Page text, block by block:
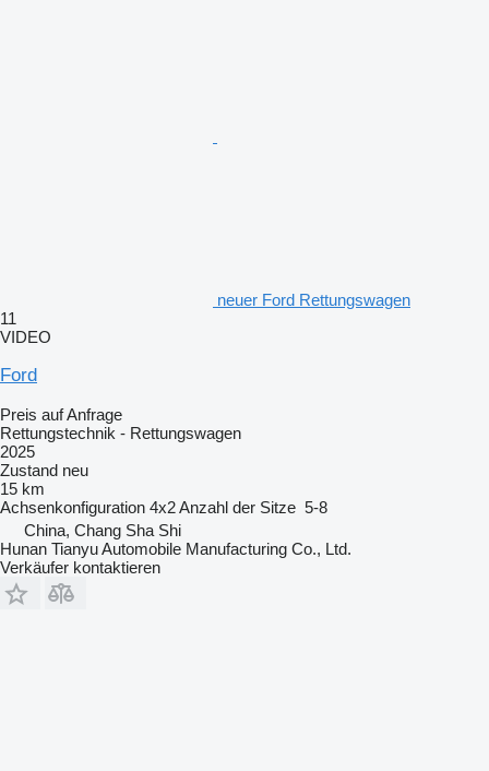
neuer Ford Rettungswagen
11
VIDEO
Ford
Preis auf Anfrage
Rettungstechnik - Rettungswagen
2025
Zustand neu
15 km
Achsenkonfiguration 4x2Anzahl der Sitze 5-8
China, Chang Sha Shi
Hunan Tianyu Automobile Manufacturing Co., Ltd.
Verkäufer kontaktieren